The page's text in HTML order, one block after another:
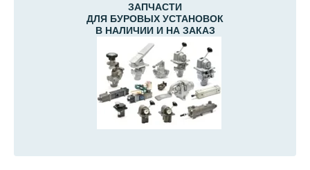
ЗАПЧАСТИ
ДЛЯ БУРОВЫХ УСТАНОВОК
В НАЛИЧИИ И НА ЗАКАЗ